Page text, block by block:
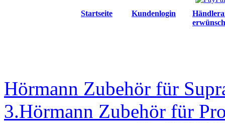
Startseite Kundenlogin
Hörmann Zubehör für
3.Hörmann Zubehör für